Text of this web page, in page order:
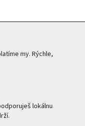
my. Rýchle,
lokálnu